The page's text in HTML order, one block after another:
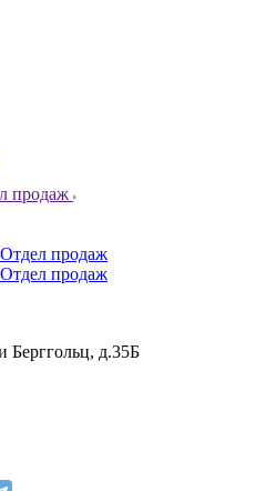
продаж
Отдел продаж
Отдел продаж
Берггольц, д.35Б